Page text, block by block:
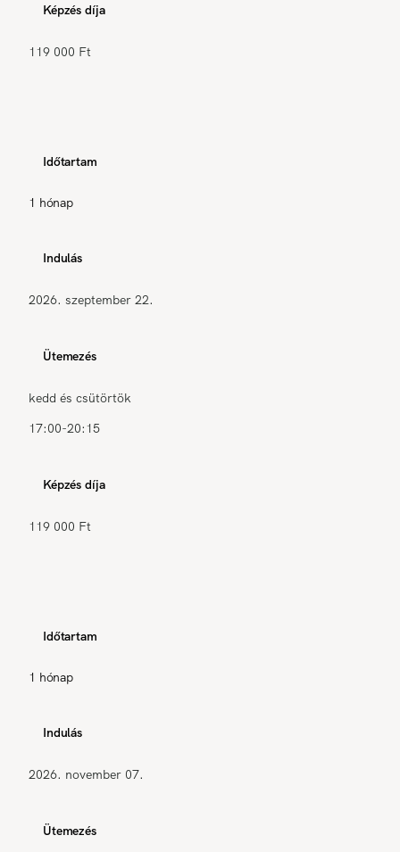
Képzés díja
119 000 Ft
Időtartam
1 hónap
Indulás
2026. szeptember 22.
Ütemezés
kedd és csütörtök
17:00-20:15
Képzés díja
119 000 Ft
Időtartam
1 hónap
Indulás
2026. november 07.
Ütemezés